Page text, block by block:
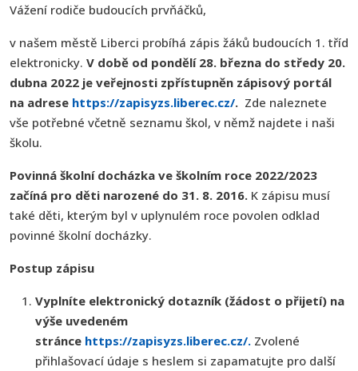
Vážení rodiče budoucích prvňáčků,
v našem městě Liberci probíhá zápis žáků budoucích 1. tříd
elektronicky. V době od pondělí 28. března do středy 20.
dubna 2022 je veřejnosti zpřístupněn zápisový portál
na adrese https://zapisyzs.liberec.cz/. Zde naleznete
vše potřebné včetně seznamu škol, v němž najdete i naši
školu.
Povinná školní docházka ve školním roce 2022/2023
začíná pro děti narozené do 31. 8. 2016. K zápisu musí
také děti, kterým byl v uplynulém roce povolen odklad
povinné školní docházky.
Postup zápisu
Vyplníte elektronický dotazník (žádost o přijetí) na
výše uvedeném
stránce https://zapisyzs.liberec.cz/. Zvolené
přihlašovací údaje s heslem si zapamatujte pro další